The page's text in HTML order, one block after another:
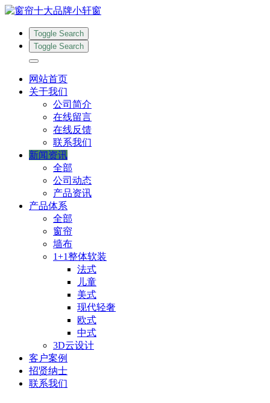
Toggle Search
Toggle Search
网站首页
关于我们
公司简介
在线留言
在线反馈
联系我们
新闻资讯
全部
公司动态
产品资讯
产品体系
全部
窗帘
墙布
1+1整体软装
法式
儿童
美式
现代轻奢
欧式
中式
3D云设计
客户案例
招贤纳士
联系我们